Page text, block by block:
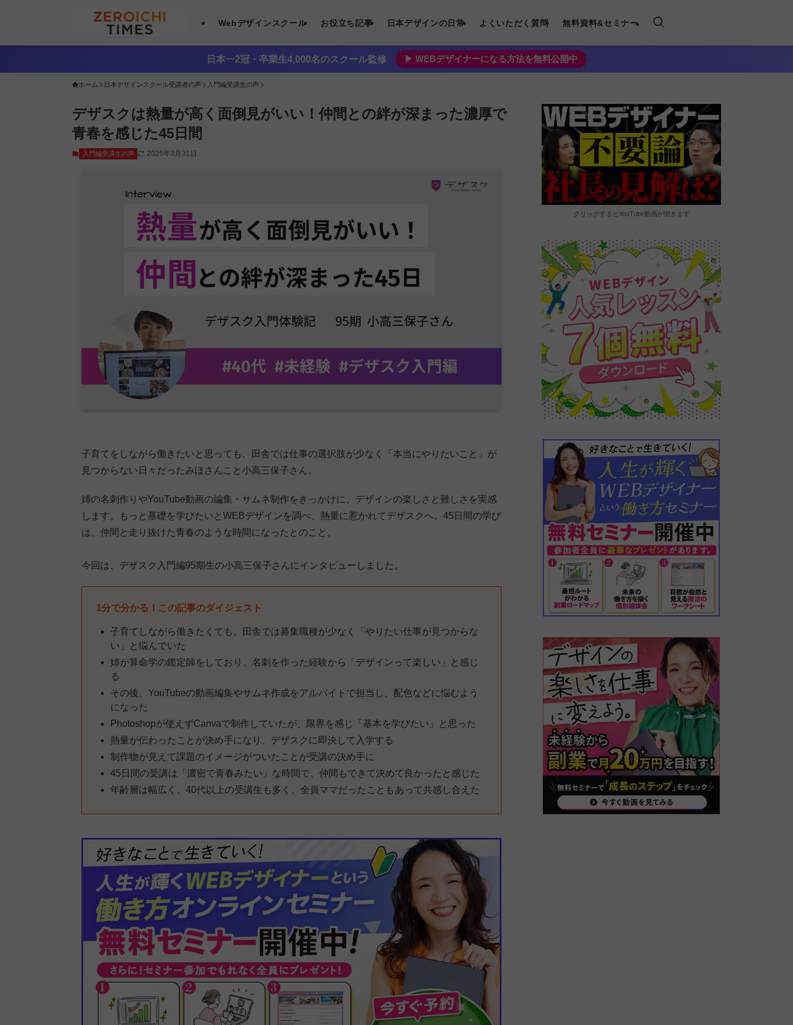
Webデザインスクール お役立ち記事 日本デザインの日常 よくいただく質問 無料資料&セミナー
日本一2冠・卒業生4,000名のスクール監修 ▶︎ WEBデザイナーになる方法を無料公開中
ホーム 日本デザインスクール受講者の声 入門編受講生の声
デザスクは熱量が高く面倒見がいい！仲間との絆が深まった濃厚で
青春を感じた45日間
入門編受講生の声 2026年3月31日
子育てをしながら働きたいと思っても、田舎では仕事の選択肢が少なく「本当にやりたいこと」が
見つからない日々だったみほさんこと小高三保子さん。
姉の名刺作りやYouTube動画の編集・サムネ制作をきっかけに、デザインの楽しさと難しさを実感
します。もっと基礎を学びたいとWEBデザインを調べ、熱量に惹かれてデザスクへ。45日間の学び
は、仲間と走り抜けた青春のような時間になったとのこと。
今回は、デザスク入門編95期生の小高三保子さんにインタビューしました。
1分で分かる！この記事のダイジェスト
子育てしながら働きたくても、田舎では募集職種が少なく「やりたい仕事が見つからな
い」と悩んでいた
姉が算命学の鑑定師をしており、名刺を作った経験から「デザインって楽しい」と感じ
る
その後、YouTubeの動画編集やサムネ作成をアルバイトで担当し、配色などに悩むよう
になった
Photoshopが使えずCanvaで制作していたが、限界を感じ「基本を学びたい」と思った
熱量が伝わったことが決め手になり、デザスクに即決して入学する
制作物が見えて課題のイメージがついたことが受講の決め手に
45日間の受講は「濃密で青春みたい」な時間で、仲間もできて決めて良かったと感じた
年齢層は幅広く、40代以上の受講生も多く、全員ママだったこともあって共感し合えた
クリックするとYouTube動画が開きます